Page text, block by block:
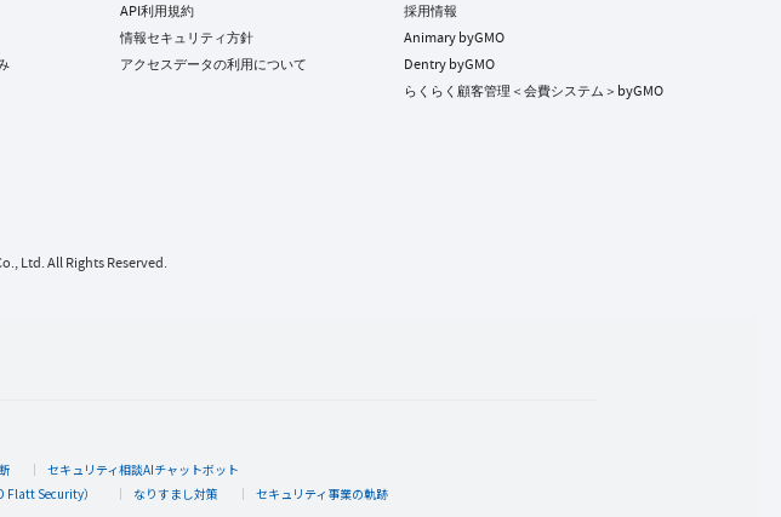
API利用規約
情報セキュリティ方針
アクセスデータの利用について
採用情報
Animary byGMO
Dentry byGMO
らくらく顧客管理＜会費システム＞byGMO
Ltd. All Rights Reserved.
セキュリティ相談AIチャットボット
Flatt Security） なりすまし対策 セキュリティ事業の軌跡